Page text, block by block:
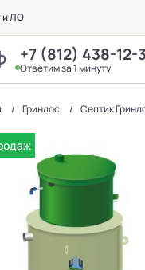
и ЛО
+7 (812) 438-12-
Ответим за 1 минуту
Гринлос Септик